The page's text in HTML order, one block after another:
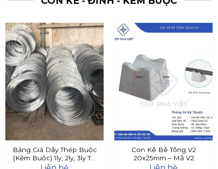
Bảng Giá Dây Thép Buộc
(Kẽm Buộc) 1ly, 2ly, 3ly Tại
Đây
Con Kê Bê Tông V2
20x25mm – Mã V2